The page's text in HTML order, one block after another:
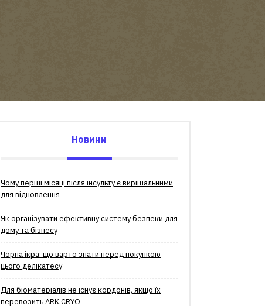
Новини
Чому перші місяці після інсульту є вирішальними
для відновлення
Як організувати ефективну систему безпеки для
дому та бізнесу
Чорна ікра: що варто знати перед покупкою
цього делікатесу
Для біоматеріалів не існує кордонів, якщо їх
перевозить ARK.CRYO